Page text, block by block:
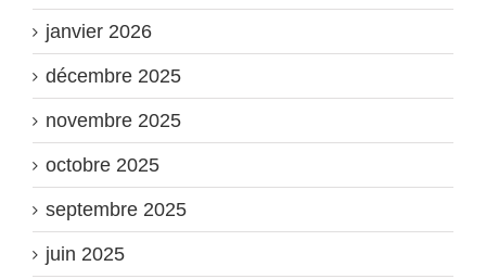
janvier 2026
décembre 2025
novembre 2025
octobre 2025
septembre 2025
juin 2025